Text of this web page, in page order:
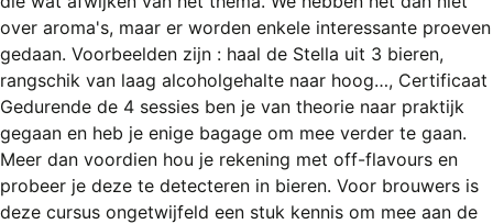
over aroma's, maar er worden enkele interessante proeven
gedaan. Voorbeelden zijn : haal de Stella uit 3 bieren,
rangschik van laag alcoholgehalte naar hoog…, Certificaat
Gedurende de 4 sessies ben je van theorie naar praktijk
gegaan en heb je enige bagage om mee verder te gaan.
Meer dan voordien hou je rekening met off-flavours en
probeer je deze te detecteren in bieren. Voor brouwers is
deze cursus ongetwijfeld een stuk kennis om mee aan de